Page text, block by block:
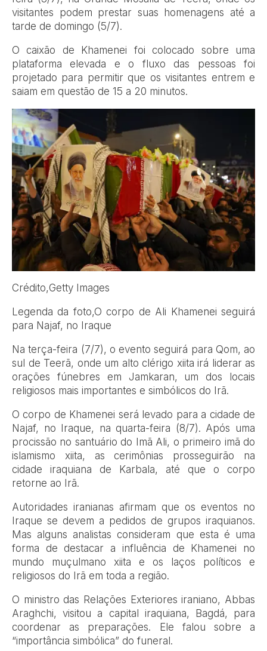
visitantes podem prestar suas homenagens até a
tarde de domingo (5/7).
O caixão de Khamenei foi colocado sobre uma
plataforma elevada e o fluxo das pessoas foi
projetado para permitir que os visitantes entrem e
saiam em questão de 15 a 20 minutos.
Crédito,Getty Images
Legenda da foto,O corpo de Ali Khamenei seguirá
para Najaf, no Iraque
Na terça-feira (7/7), o evento seguirá para Qom, ao
sul de Teerã, onde um alto clérigo xiita irá liderar as
orações fúnebres em Jamkaran, um dos locais
religiosos mais importantes e simbólicos do Irã.
O corpo de Khamenei será levado para a cidade de
Najaf, no Iraque, na quarta-feira (8/7). Após uma
procissão no santuário do Imã Ali, o primeiro imã do
islamismo xiita, as cerimônias prosseguirão na
cidade iraquiana de Karbala, até que o corpo
retorne ao Irã.
Autoridades iranianas afirmam que os eventos no
Iraque se devem a pedidos de grupos iraquianos.
Mas alguns analistas consideram que esta é uma
forma de destacar a influência de Khamenei no
mundo muçulmano xiita e os laços políticos e
religiosos do Irã em toda a região.
O ministro das Relações Exteriores iraniano, Abbas
Araghchi, visitou a capital iraquiana, Bagdá, para
coordenar as preparações. Ele falou sobre a
“importância simbólica” do funeral.